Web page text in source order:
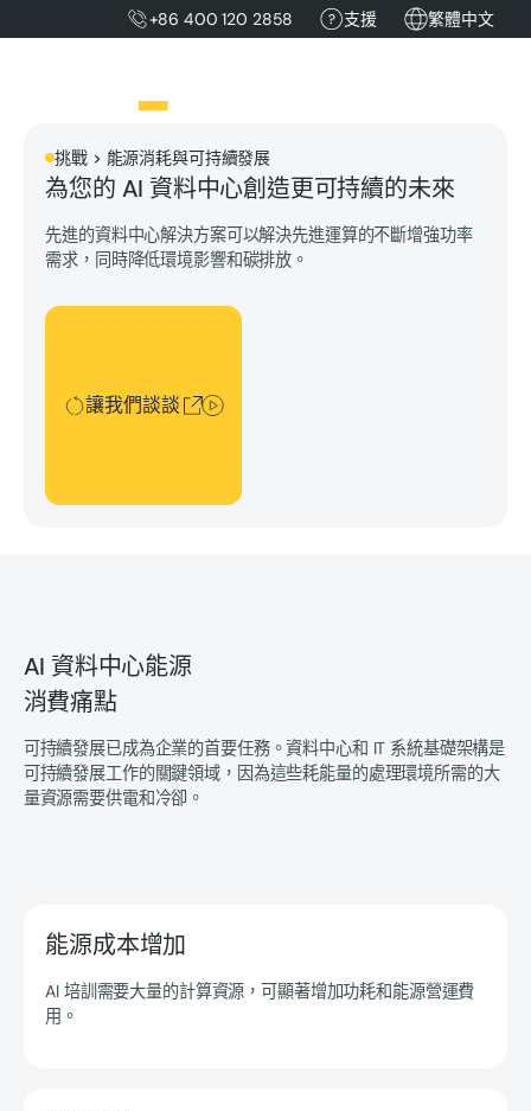
+86 400 120 2858 支援 繁體中文
挑戰 > 能源消耗與可持續發展
為您的 AI 資料中心創造更可持續的未來
先進的資料中心解決方案可以解決先進運算的不斷增強功率
需求，同時降低環境影響和碳排放。
讓我們談談
讓我們談談
AI 資料中心能源
消費痛點
可持續發展已成為企業的首要任務。資料中心和 IT 系統基礎架構是
可持續發展工作的關鍵領域，因為這些耗能量的處理環境所需的大
量資源需要供電和冷卻。
能源成本增加
AI 培訓需要大量的計算資源，可顯著增加功耗和能源營運費
用。